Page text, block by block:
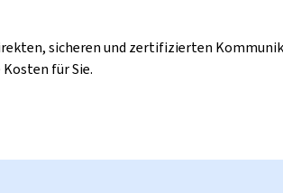
sicheren und zertifizierten
für Sie.